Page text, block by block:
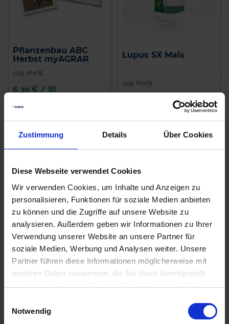
Zustimmung Details Über Cookies
Diese Webseite verwendet Cookies
Wir verwenden Cookies, um Inhalte und Anzeigen zu
personalisieren, Funktionen für soziale Medien anbieten
zu können und die Zugriffe auf unsere Website zu
analysieren. Außerdem geben wir Informationen zu Ihrer
Verwendung unserer Website an unsere Partner für
soziale Medien, Werbung und Analysen weiter. Unsere
Partner führen diese Informationen möglicherweise mit
weiteren Daten zusammen, die Sie ihnen bereitgestellt
haben oder die sie im Rahmen Ihrer Nutzung der Dienste
Notwendig
Pflanzenbau ABC
Herbst myAGRAR
zzgl. MwSt.
6,30 € / St
WARENKORB
Lupus SX Mais
zzgl. MwSt.
977,00 € / kg
ZUM PRODUKT
Betasana SC
zzgl. MwSt.
12,38 € / l
Ethosat 500
zzgl. MwSt.
20,08 € / l
ZUM PRODUKT